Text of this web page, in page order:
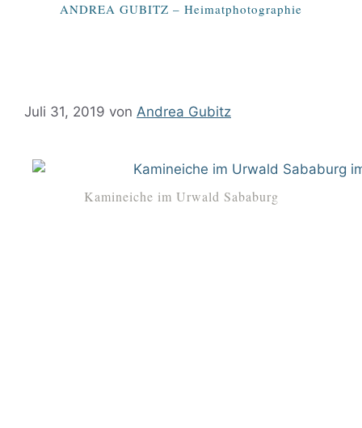
ANDREA GUBITZ – Heimatphotographie
Juli 31, 2019 von Andrea Gubitz
Kamineiche im Urwald Sababurg